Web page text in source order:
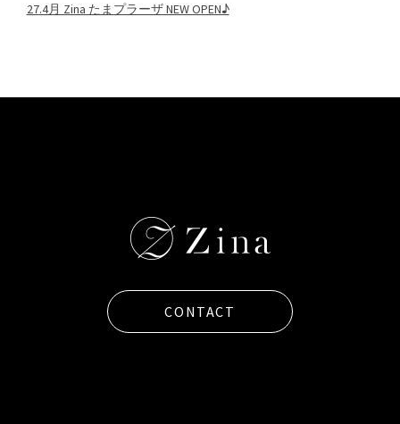
27.4月 Zina たまプラーザ NEW OPEN♪
CONTACT